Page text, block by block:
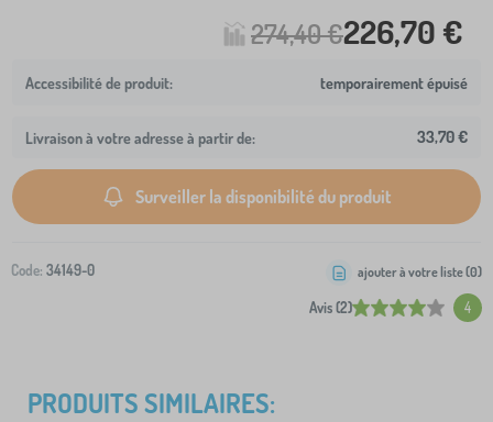
274,40 €226,70 €
temporairement épuisé
Livraison à votre adresse à partir de: 33,70 €
Surveiller la disponibilité du produit
Code: 34149-0
Avis (2) 4
ajouter à votre liste (0)
PRODUITS SIMILAIRES: